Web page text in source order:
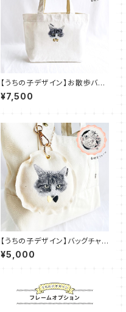
【うちの子デザイン】お散歩バッ
グ ランチバッグ 子供バッグ 小さ
めトート おしゃれ かわいい【刺
¥7,500
【うちの子デザイン】バッグチャ
ーム キーホルダー パスケース
付き【刺繍】UT002
¥5,000